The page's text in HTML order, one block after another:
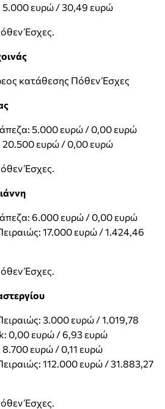
5.000 ευρώ / 30,49 ευρώ
Έσχες.
κατάθεσης Πόθεν Έσχες
5.000 ευρώ / 0,00 ευρώ
20.500 ευρώ / 0,00 ευρώ
Έσχες.
6.000 ευρώ / 0,00 ευρώ
17.000 ευρώ / 1.424,46
Έσχες.
3.000 ευρώ / 1.019,78
0,00 ευρώ / 6,93 ευρώ
8.700 ευρώ / 0,11 ευρώ
112.000 ευρώ / 31.883,27
Έσχες.